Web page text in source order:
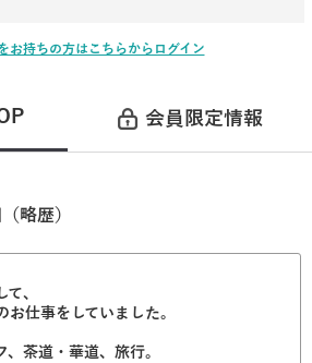
お持ちの方はこちらからログイン
会員限定情報
略歴）
、
仕事をしていました。
茶道・華道、旅行。